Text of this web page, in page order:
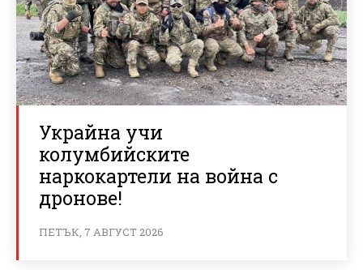
Украйна учи
колумбийските
наркокартели на война с
дронове!
ПЕТЪК, 7 АВГУСТ 2026